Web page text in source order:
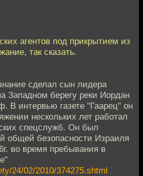
агентов под прикрытием из
так сказать.
сделал сын лидера
Западном берегу реки Иордан
В интервью газете "Гаарец" он
нескольких лет работал
спецслужб. Он был
общей безопасности Израиля
во время пребывания в
24/02/2010/374275.shtml